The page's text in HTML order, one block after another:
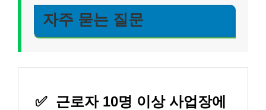
자주 묻는 질문
✅ 근로자 10명 이상 사업장에